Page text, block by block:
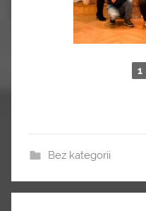
1
Bez kategorii